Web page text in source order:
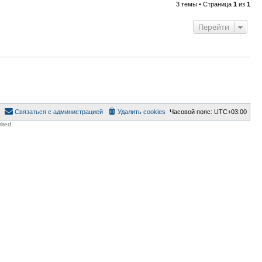
3 темы • Страница 1 из 1
Перейти
Часовой пояс: UTC+03:00
Удалить cookies
Связаться с администрацией